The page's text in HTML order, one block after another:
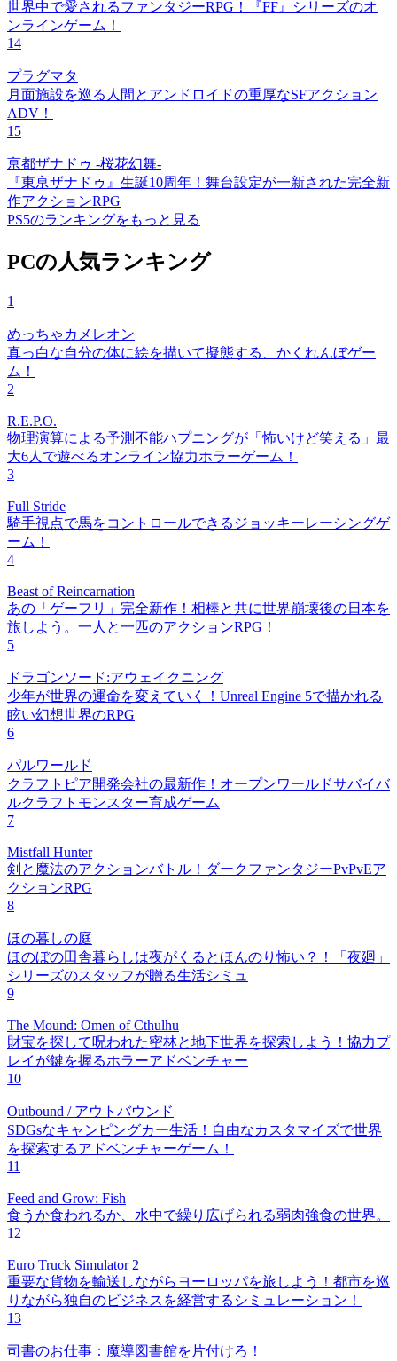
世界中で愛されるファンタジーRPG！『FF』シリーズのオ
ンラインゲーム！
14
プラグマタ
月面施設を巡る人間とアンドロイドの重厚なSFアクション
ADV！
15
亰都ザナドゥ -桜花幻舞-
『東亰ザナドゥ』生誕10周年！舞台設定が一新された完全新
作アクションRPG
PS5のランキングをもっと見る
PCの人気ランキング
1
めっちゃカメレオン
真っ白な自分の体に絵を描いて擬態する、かくれんぼゲー
ム！
2
R.E.P.O.
物理演算による予測不能ハプニングが「怖いけど笑える」最
大6人で遊べるオンライン協力ホラーゲーム！
3
Full Stride
騎手視点で馬をコントロールできるジョッキーレーシングゲ
ーム！
4
Beast of Reincarnation
あの「ゲーフリ」完全新作！相棒と共に世界崩壊後の日本を
旅しよう。一人と一匹のアクションRPG！
5
ドラゴンソード:アウェイクニング
少年が世界の運命を変えていく！Unreal Engine 5で描かれる
眩い幻想世界のRPG
6
パルワールド
クラフトピア開発会社の最新作！オープンワールドサバイバ
ルクラフトモンスター育成ゲーム
7
Mistfall Hunter
剣と魔法のアクションバトル！ダークファンタジーPvPvEア
クションRPG
8
ほの暮しの庭
ほのぼの田舎暮らしは夜がくるとほんのり怖い？！「夜廻」
シリーズのスタッフが贈る生活シミュ
9
The Mound: Omen of Cthulhu
財宝を探して呪われた密林と地下世界を探索しよう！協力プ
レイが鍵を握るホラーアドベンチャー
10
Outbound / アウトバウンド
SDGsなキャンピングカー生活！自由なカスタマイズで世界
を探索するアドベンチャーゲーム！
11
Feed and Grow: Fish
食うか食われるか、水中で繰り広げられる弱肉強食の世界。
12
Euro Truck Simulator 2
重要な貨物を輸送しながらヨーロッパを旅しよう！都市を巡
りながら独自のビジネスを経営するシミュレーション！
13
司書のお仕事：魔導図書館を片付けろ！